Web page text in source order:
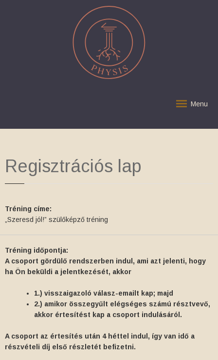
Menu
Regisztrációs lap
Tréning címe:
„Szeresd jól!” szülőképző tréning
Tréning időpontja:
A csoport gördülő rendszerben indul, ami azt jelenti, hogy
ha Ön beküldi a jelentkezését, akkor
1.) visszaigazoló válasz-emailt kap; majd
2.) amikor összegyűlt elégséges számú résztvevő,
akkor értesítést kap a csoport indulásáról.
A csoport az értesítés után 4 héttel indul, így van idő a
részvételi díj első részletét befizetni.